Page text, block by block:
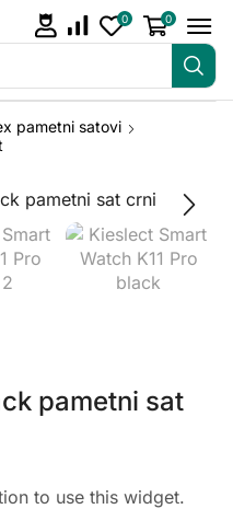
0 0
pametni satovi
pametni sat
to use this widget.